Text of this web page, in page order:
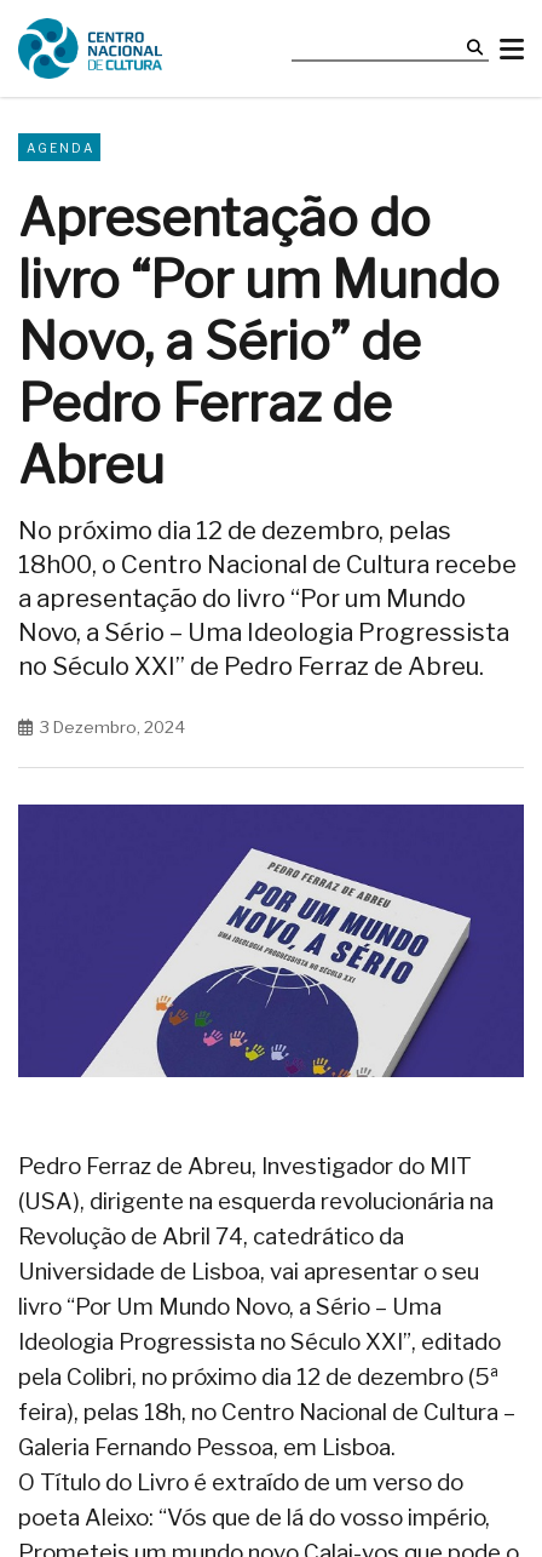
AGENDA
Apresentação do
livro “Por um Mundo
Novo, a Sério” de
Pedro Ferraz de
Abreu
No próximo dia 12 de dezembro, pelas
18h00, o Centro Nacional de Cultura recebe
a apresentação do livro “Por um Mundo
Novo, a Sério – Uma Ideologia Progressista
no Século XXI” de Pedro Ferraz de Abreu.
3 Dezembro, 2024
Pedro Ferraz de Abreu, Investigador do MIT
(USA), dirigente na esquerda revolucionária na
Revolução de Abril 74, catedrático da
Universidade de Lisboa, vai apresentar o seu
livro “Por Um Mundo Novo, a Sério – Uma
Ideologia Progressista no Século XXI”, editado
pela Colibri, no próximo dia 12 de dezembro (5ª
feira), pelas 18h, no Centro Nacional de Cultura –
Galeria Fernando Pessoa, em Lisboa.
O Título do Livro é extraído de um verso do
poeta Aleixo: “Vós que de lá do vosso império,